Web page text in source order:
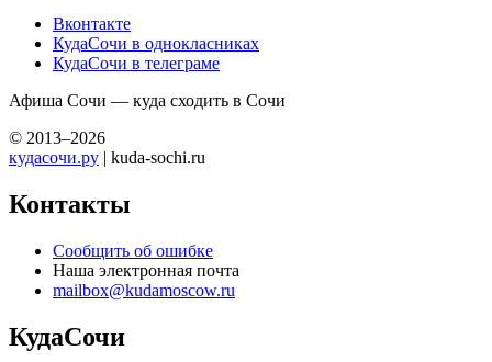
Вконтакте
КудаСочи в однокласниках
КудаСочи в телеграме
Афиша Сочи — куда сходить в Сочи
© 2013–2026
кудасочи.ру | kuda-sochi.ru
Контакты
Сообщить об ошибке
Наша электронная почта
mailbox@kudamoscow.ru
КудаСочи